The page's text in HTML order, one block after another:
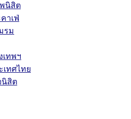
นิสิต
าเฟ่
รม
เทพฯ
ทศไทย
นิสิต